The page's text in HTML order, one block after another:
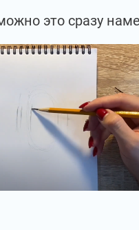
это сразу